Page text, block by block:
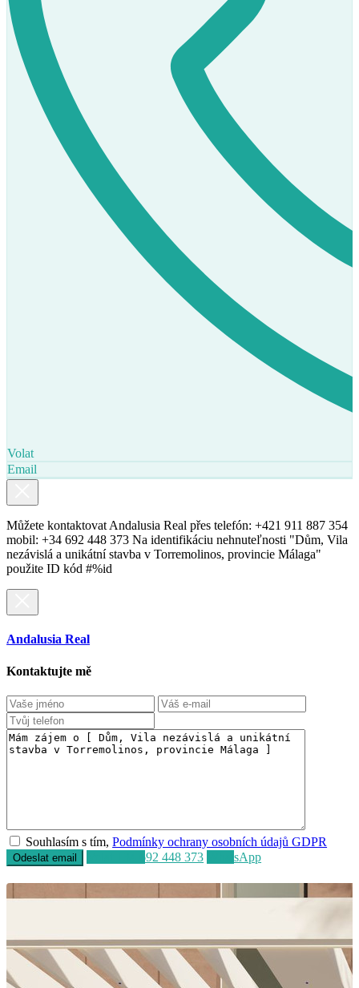
Volat
Email
Můžete kontaktovat Andalusia Real přes telefón: +421 911 887 354
mobil: +34 692 448 373 Na identifikáciu nehnuteľnosti "Dům, Vila
nezávislá a unikátní stavba v Torremolinos, provincie Málaga"
použite ID kód #%id
Andalusia Real
Kontaktujte mě
Souhlasím s tím,Podmínky ochrany osobních údajů GDPR
+34 692 448 373 WhatsApp